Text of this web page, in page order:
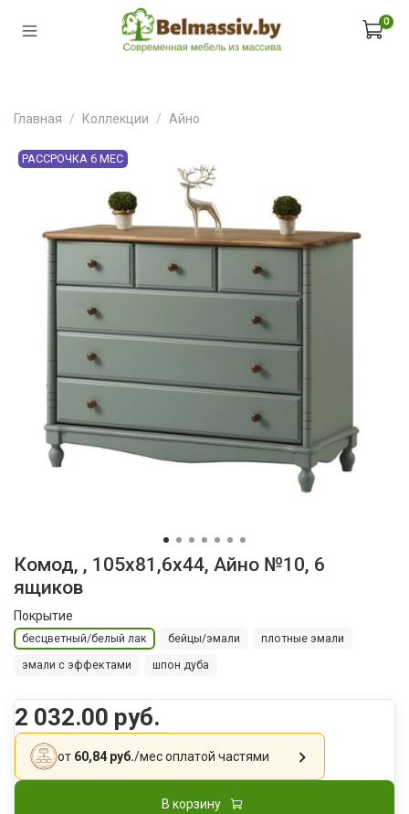
0
Главная Коллекции Айно
РАССРОЧКА 6 МЕС
Комод, , 105х81,6х44, Айно №10, 6
ящиков
Покрытие
бесцветный/белый лак бейцы/эмали плотные эмали
эмали с эффектами шпон дуба
2 032.00 руб.
от 60,84 руб./месоплатой частями
В корзину